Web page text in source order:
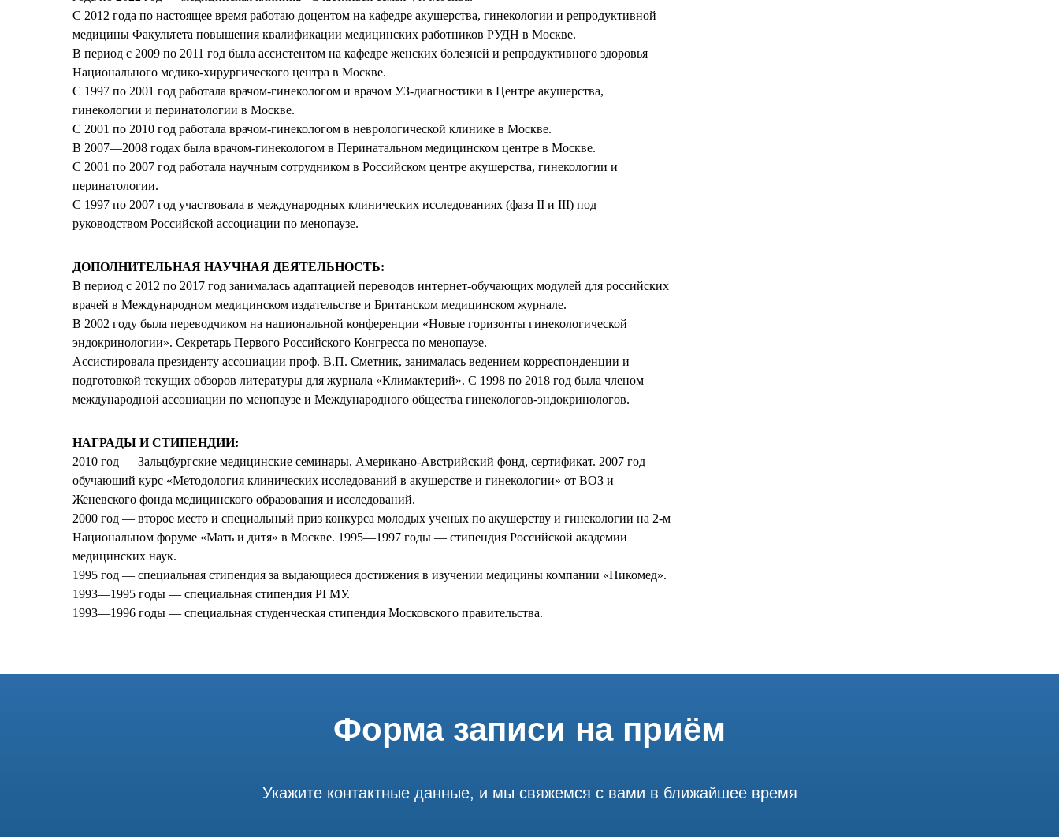
С 2012 года по настоящее время работаю доцентом на кафедре акушерства, гинекологии и репродуктивной
медицины Факультета повышения квалификации медицинских работников РУДН в Москве.
В период с 2009 по 2011 год была ассистентом на кафедре женских болезней и репродуктивного здоровья
Национального медико-хирургического центра в Москве.
С 1997 по 2001 год работала врачом-гинекологом и врачом УЗ-диагностики в Центре акушерства,
гинекологии и перинатологии в Москве.
С 2001 по 2010 год работала врачом-гинекологом в неврологической клинике в Москве.
В 2007—2008 годах была врачом-гинекологом в Перинатальном медицинском центре в Москве.
С 2001 по 2007 год работала научным сотрудником в Российском центре акушерства, гинекологии и
перинатологии.
С 1997 по 2007 год участвовала в международных клинических исследованиях (фаза II и III) под
руководством Российской ассоциации по менопаузе.
ДОПОЛНИТЕЛЬНАЯ НАУЧНАЯ ДЕЯТЕЛЬНОСТЬ:
В период с 2012 по 2017 год занималась адаптацией переводов интернет-обучающих модулей для российских
врачей в Международном медицинском издательстве и Британском медицинском журнале.
В 2002 году была переводчиком на национальной конференции «Новые горизонты гинекологической
эндокринологии». Секретарь Первого Российского Конгресса по менопаузе.
Ассистировала президенту ассоциации проф. В.П. Сметник, занималась ведением корреспонденции и
подготовкой текущих обзоров литературы для журнала «Климактерий». С 1998 по 2018 год была членом
международной ассоциации по менопаузе и Международного общества гинекологов-эндокринологов.
НАГРАДЫ И СТИПЕНДИИ:
2010 год — Зальцбургские медицинские семинары, Американо-Австрийский фонд, сертификат. 2007 год —
обучающий курс «Методология клинических исследований в акушерстве и гинекологии» от ВОЗ и
Женевского фонда медицинского образования и исследований.
2000 год — второе место и специальный приз конкурса молодых ученых по акушерству и гинекологии на 2-м
Национальном форуме «Мать и дитя» в Москве. 1995—1997 годы — стипендия Российской академии
медицинских наук.
1995 год — специальная стипендия за выдающиеся достижения в изучении медицины компании «Никомед».
1993—1995 годы — специальная стипендия РГМУ.
1993—1996 годы — специальная студенческая стипендия Московского правительства.
Форма записи на приём
Укажите контактные данные, и мы свяжемся с вами в ближайшее время